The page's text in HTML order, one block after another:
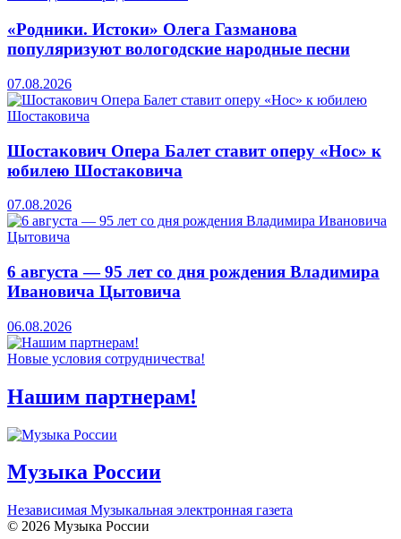
«Родники. Истоки» Олега Газманова
популяризуют вологодские народные песни
07.08.2026
Шостакович Опера Балет ставит оперу «Нос» к
юбилею Шостаковича
07.08.2026
6 августа — 95 лет со дня рождения Владимира
Ивановича Цытовича
06.08.2026
Новые условия сотрудничества!
Нашим партнерам!
Музыка России
Независимая Музыкальная электронная газета
© 2026 Музыка России